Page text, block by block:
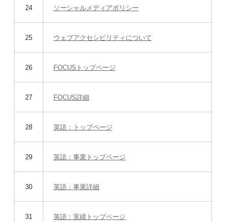
24 ソーシャルメディアポリシー
25 ウェブアクセシビリティについて
26 FOCUSトップページ
27 FOCUS詳細
28 英語：トップページ
29 英語：事業トップページ
30 英語：事業詳細
31 英語：実績トップページ